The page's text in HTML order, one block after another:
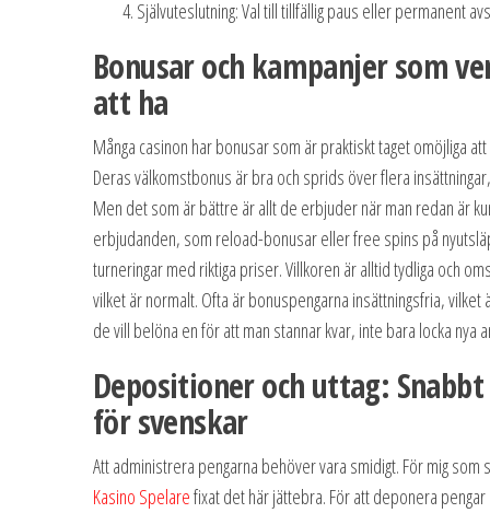
Självuteslutning: Val till tillfällig paus eller permanent
Bonusar och kampanjer som
att ha
Många casinon har bonusar som är praktiskt taget omöjliga
Deras välkomstbonus är bra och sprids över flera
Men det som är bättre är allt de erbjuder när man redan är
erbjudanden, som reload-bonusar eller free spins på
turneringar med riktiga priser. Villkoren är alltid tydliga och
vilket är normalt. Ofta är bonuspengarna insättningsfria,
de vill belöna en för att man stannar kvar, inte bara locka nya
Depositioner och uttag:
för svenskar
Att administrera pengarna behöver vara smidigt. För mig
Kasino Spelarefixat det här jättebra. För att deponera pengar